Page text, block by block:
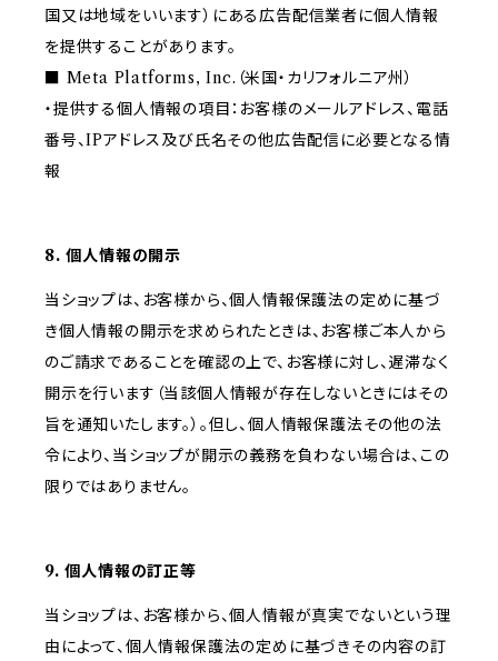
国又は地域をいいます）にある広告配信業者に個人情報
を提供することがあります。
■ Meta Platforms, Inc.（米国・カリフォルニア州）
・提供する個人情報の項目：お客様のメールアドレス、電話
番号、IPアドレス及び氏名その他広告配信に必要となる情
報
8. 個人情報の開示
当ショップは、お客様から、個人情報保護法の定めに基づ
き個人情報の開示を求められたときは、お客様ご本人から
のご請求であることを確認の上で、お客様に対し、遅滞なく
開示を行います（当該個人情報が存在しないときにはその
旨を通知いたします。）。但し、個人情報保護法その他の法
令により、当ショップが開示の義務を負わない場合は、この
限りではありません。
9. 個人情報の訂正等
当ショップは、お客様から、個人情報が真実でないという理
由によって、個人情報保護法の定めに基づきその内容の訂